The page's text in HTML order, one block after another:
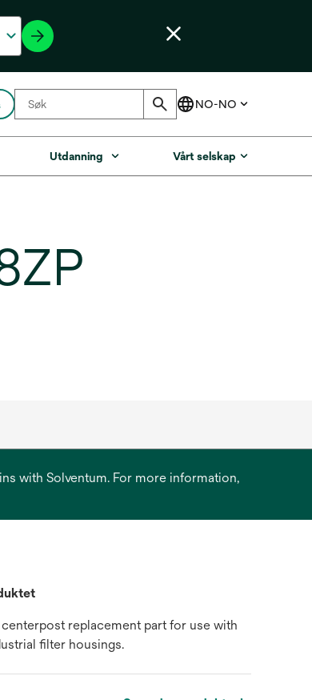
Utdanning Vårt selskap
with Solventum. For more information,
replacement part for use with
filter housings.